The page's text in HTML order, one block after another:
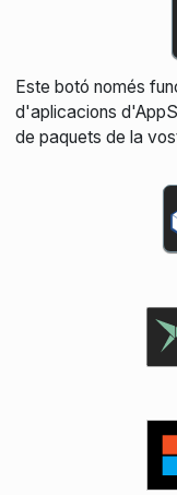
Este botó només
d'aplicacions
de paquets de la